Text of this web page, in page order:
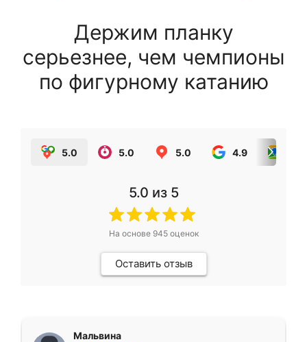
Держим планку
серьезнее, чем чемпионы
по фигурному катанию
5.0 5.0 5.0 4.9
5.0 из 5
На основе 945оценок
Оставить отзыв
Мальвина